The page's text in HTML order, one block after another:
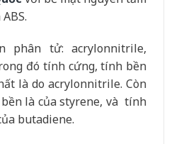
phân tử: acrylonnitrile,
đó tính cứng, tính bền
là do acrylonnitrile. Còn
là của styrene, và tính
butadiene.